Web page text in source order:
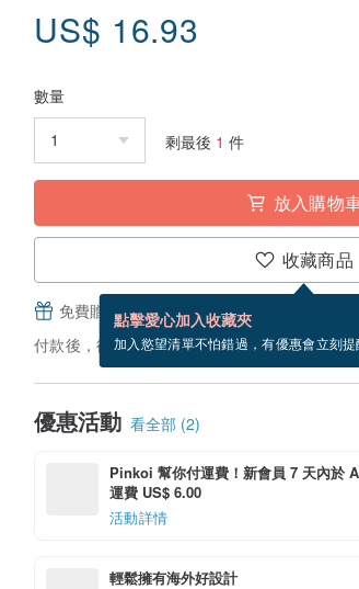
US$ 16.93
數量
剩最後 1 件
放入購物
收藏商品
點擊愛心加入收藏夾
加入慾望清單不怕錯過，有優惠會立刻提
免費贈送電子賀卡，結帳完成後填寫
付款後，從備貨到寄出商品為 3 個工作天。（
優惠活動 看全部 (2)
Pinkoi 幫你付運費！新會員 7 天內於
運費 US$ 6.00
活動詳情
輕鬆擁有海外好設計